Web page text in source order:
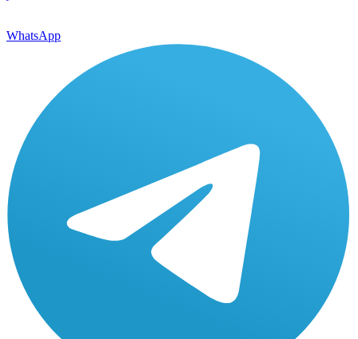
WhatsApp